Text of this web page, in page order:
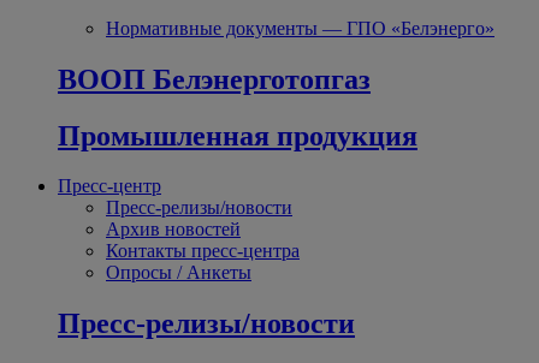
Нормативные документы — ГПО «Белэнерго»
ВООП Белэнерготопгаз
Промышленная продукция
Пресс-центр
Пресс-релизы/новости
Архив новостей
Контакты пресс-центра
Опросы / Анкеты
Пресс-релизы/новости